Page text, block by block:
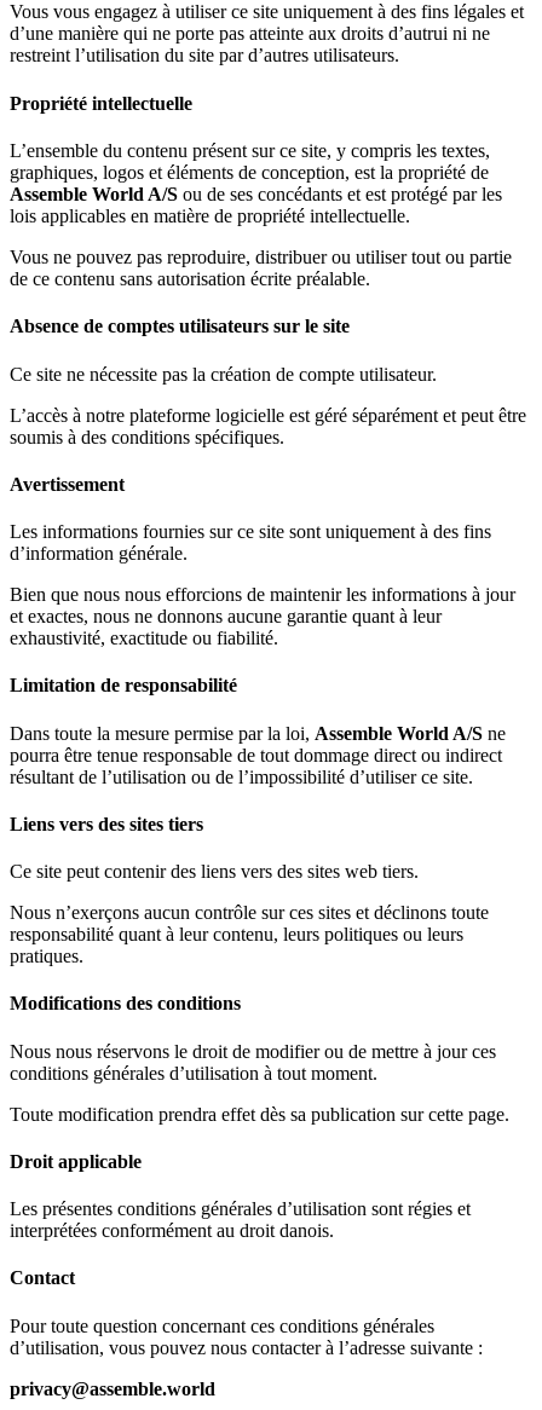
Vous vous engagez à utiliser ce site uniquement à des fins légales et
d’une manière qui ne porte pas atteinte aux droits d’autrui ni ne
restreint l’utilisation du site par d’autres utilisateurs.
Propriété intellectuelle
L’ensemble du contenu présent sur ce site, y compris les textes,
graphiques, logos et éléments de conception, est la propriété de
Assemble World A/S ou de ses concédants et est protégé par les
lois applicables en matière de propriété intellectuelle.
Vous ne pouvez pas reproduire, distribuer ou utiliser tout ou partie
de ce contenu sans autorisation écrite préalable.
Absence de comptes utilisateurs sur le site
Ce site ne nécessite pas la création de compte utilisateur.
L’accès à notre plateforme logicielle est géré séparément et peut être
soumis à des conditions spécifiques.
Avertissement
Les informations fournies sur ce site sont uniquement à des fins
d’information générale.
Bien que nous nous efforcions de maintenir les informations à jour
et exactes, nous ne donnons aucune garantie quant à leur
exhaustivité, exactitude ou fiabilité.
Limitation de responsabilité
Dans toute la mesure permise par la loi, Assemble World A/S ne
pourra être tenue responsable de tout dommage direct ou indirect
résultant de l’utilisation ou de l’impossibilité d’utiliser ce site.
Liens vers des sites tiers
Ce site peut contenir des liens vers des sites web tiers.
Nous n’exerçons aucun contrôle sur ces sites et déclinons toute
responsabilité quant à leur contenu, leurs politiques ou leurs
pratiques.
Modifications des conditions
Nous nous réservons le droit de modifier ou de mettre à jour ces
conditions générales d’utilisation à tout moment.
Toute modification prendra effet dès sa publication sur cette page.
Droit applicable
Les présentes conditions générales d’utilisation sont régies et
interprétées conformément au droit danois.
Contact
Pour toute question concernant ces conditions générales
d’utilisation, vous pouvez nous contacter à l’adresse suivante :
privacy@assemble.world